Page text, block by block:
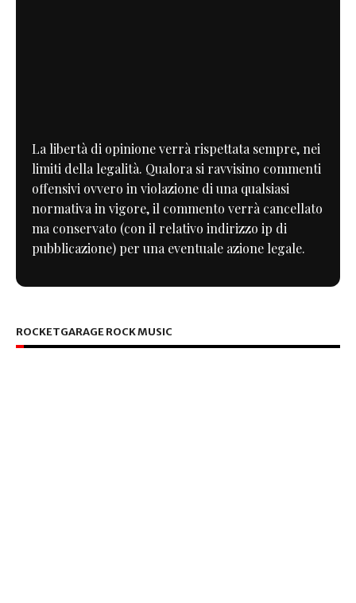
La libertà di opinione verrà rispettata sempre, nei
limiti della legalità. Qualora si ravvisino commenti
offensivi ovvero in violazione di una qualsiasi
normativa in vigore, il commento verrà cancellato
ma conservato (con il relativo indirizzo ip di
pubblicazione) per una eventuale azione legale.
ROCKETGARAGE ROCK MUSIC